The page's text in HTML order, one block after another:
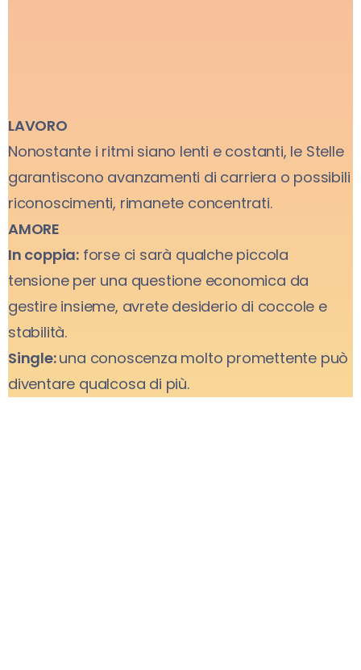
LAVORO
Nonostante i ritmi siano lenti e costanti, le Stelle
garantiscono avanzamenti di carriera o possibili
riconoscimenti, rimanete concentrati.
AMORE
In coppia: forse ci sarà qualche piccola
tensione per una questione economica da
gestire insieme, avrete desiderio di coccole e
stabilità.
Single:una conoscenza molto promettente può
diventare qualcosa di più.